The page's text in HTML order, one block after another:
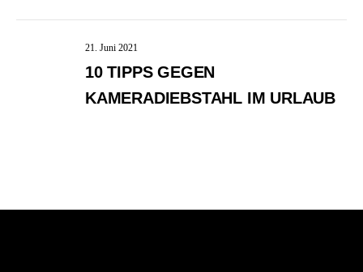
21. Juni 2021
10 TIPPS GEGEN
KAMERADIEBSTAHL IM URLAUB